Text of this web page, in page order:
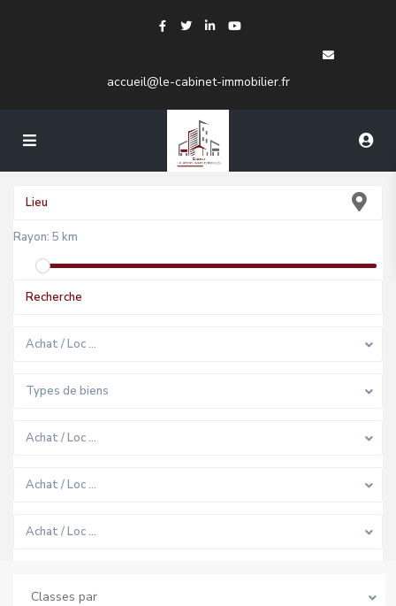
accueil@le-cabinet-immobilier.fr
Rayon: 5 km
Achat / Loc …
Types de biens
Achat / Loc …
Achat / Loc …
Achat / Loc …
Classes par